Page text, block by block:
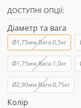
ДОСТУПНІ ОПЦІЇ:
Діаметр та вага
Ø1,75мм Вага:0,5кг
Ø1,75мм Вага:1,0кг
Ø2,90мм Вага:0,75кг
Колір